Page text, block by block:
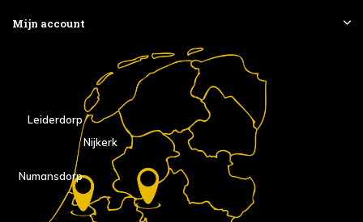
Mijn account
Nijkerk
Numansdorp
Leiderdorp